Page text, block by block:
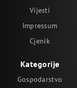
Vijesti
Impressum
Cjenik
Kategorije
Gospodarstvo